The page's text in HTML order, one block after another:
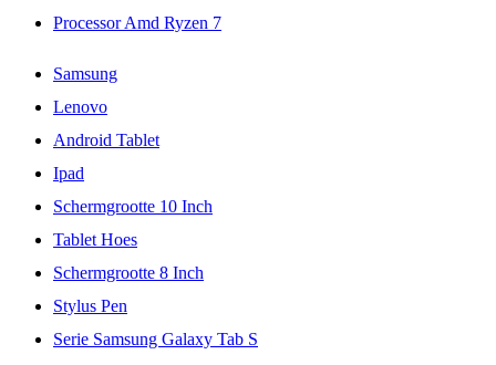
Processor Amd Ryzen 7
Samsung
Lenovo
Android Tablet
Ipad
Schermgrootte 10 Inch
Tablet Hoes
Schermgrootte 8 Inch
Stylus Pen
Serie Samsung Galaxy Tab S